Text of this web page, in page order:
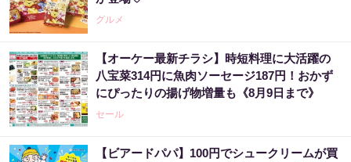
グルメ
【オーケー最新チラシ】時短料理に大活躍の
八宝菜314円に魚肉ソーセージ187円！おかず
にぴったりの揚げ物増量も《8月9日まで》
セール
【ビアードパパ】100円でシュークリームが買